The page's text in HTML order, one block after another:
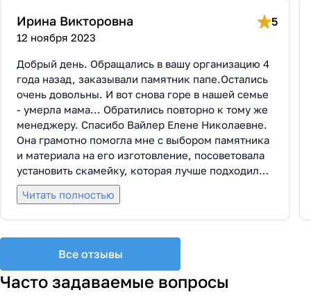
Ирина Викторовна 5
12 ноября 2023
Добрый день. Обращались в вашу организацию 4
года назад, заказывали памятник папе.Остались
очень довольны. И вот снова горе в нашей семье
- умерла мама... Обратились повторно к тому же
менеджеру. Спасибо Вайлер Елене Николаевне.
Она грамотно помогла мне с выбором памятника
и материала на его изготовление, посоветовала
установить скамейку, которая лучше подходила
по общему дизайну. Вышли на улицу, посмотрели
представленные варианты, я определилась с
все этапы которого были выполнены вовремя и
без нареканий с нашей стороны, все наши
просьбы учтены. В первое наше обращение мы
Читать полностью
Все отзывы
Часто задаваемые вопросы